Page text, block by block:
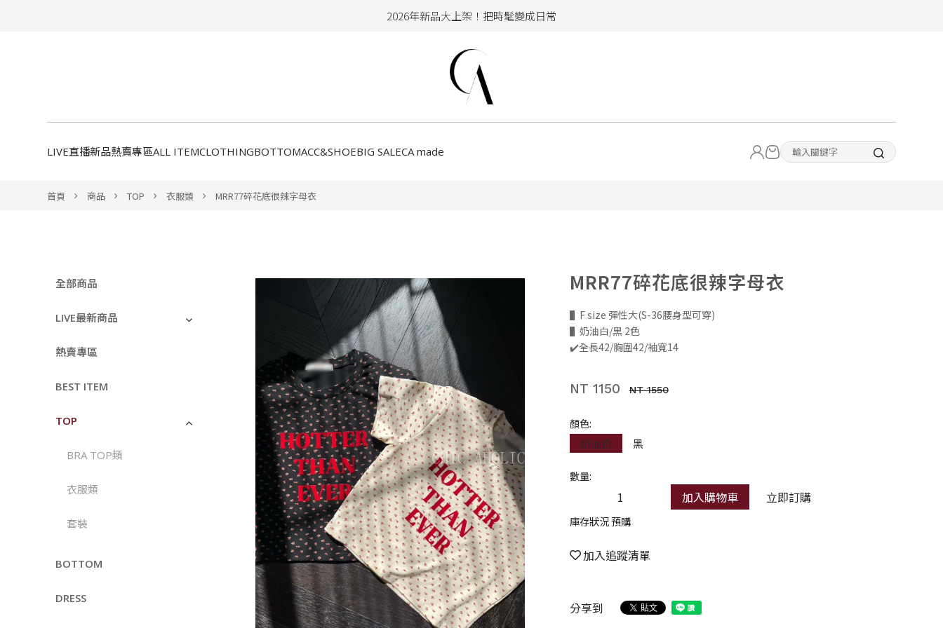
加入會員即享100元購物金
2026年新品大上架！把時髦變成日常
加入會員即享100元購物金
LIVE直播新品熱賣專區ALL ITEMCLOTHINGBOTTOMACC&SHOEBIG SALECA made
首頁 商品 TOP 衣服類 MRR77碎花底很辣字母衣
全部商品
LIVE最新商品
熱賣專區
BEST ITEM
TOP
BRA TOP類
衣服類
套裝
BOTTOM
DRESS
MRR77碎花底很辣字母衣
▌F size 彈性大(S-36腰身型可穿)
▌奶油白/黑 2色
✔️全長42/胸圍42/袖寬14
NT 1150 NT 1550
顏色:
奶油白
黑
數量:
加入購物車 立即訂購
庫存狀況 預購
加入追蹤清單
分享到